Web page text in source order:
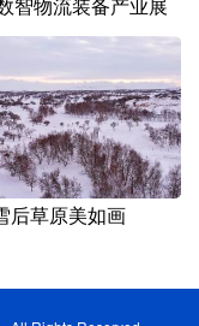
智物流装备产业展
后草原美如画